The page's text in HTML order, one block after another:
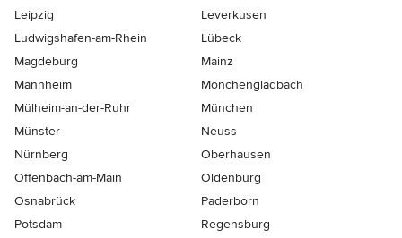
Leipzig
Leverkusen
Ludwigshafen-am-Rhein
Lübeck
Magdeburg
Mainz
Mannheim
Mönchen­gladbach
Mülheim-an-der-Ruhr
München
Münster
Neuss
Nürnberg
Oberhausen
Offenbach-am-Main
Oldenburg
Osnabrück
Paderborn
Potsdam
Regensburg